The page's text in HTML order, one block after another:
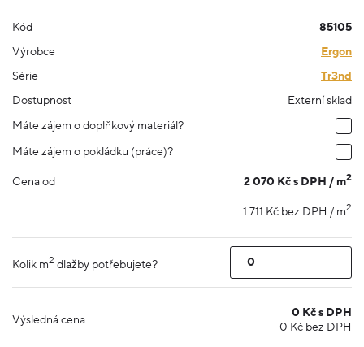
Kód
85105
Výrobce
Ergon
Série
Tr3nd
Dostupnost
Externí sklad
Máte zájem o doplňkový materiál?
Máte zájem o pokládku (práce)?
Cena od
2 070 Kč s DPH / m2
1 711 Kč bez DPH / m2
Kolik m2 dlažby potřebujete?
Výsledná cena 0 Kč s DPH
0 Kč bez DPH